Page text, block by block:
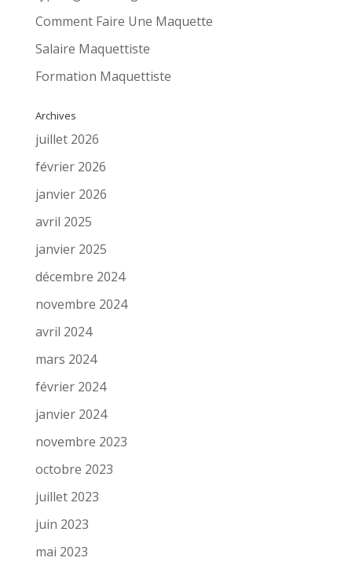
Comment Faire Une Maquette
Salaire Maquettiste
Formation Maquettiste
Archives
juillet 2026
février 2026
janvier 2026
avril 2025
janvier 2025
décembre 2024
novembre 2024
avril 2024
mars 2024
février 2024
janvier 2024
novembre 2023
octobre 2023
juillet 2023
juin 2023
mai 2023